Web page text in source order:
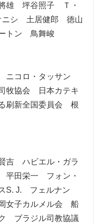
雄 坪谷照子 Ｔ・
ニシ 土居健郎 徳山
トン 鳥舞峻
コロ・タッサン
牧協会 日本カテキ
刷新全国委員会 根
ハビエル・ガラ
田栄一 フォン・
S. J. フェルナン
女子カルメル会 船
ブラジル司教協議